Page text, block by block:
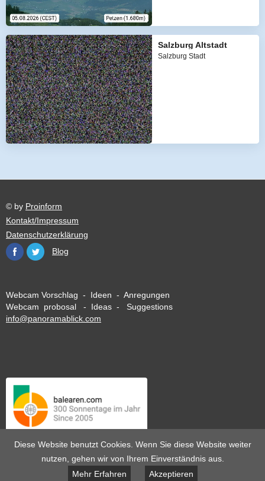
Salzburg Altstadt
Salzburg Stadt
© by Proinform
Kontakt/Impressum
Datenschutzerklärung
Blog
Webcam Vorschlag - Ideen - Anregungen
Webcam probosal - Ideas - Suggestions
info@panoramablick.com
Diese Website benutzt Cookies. Wenn Sie diese Website weiter
nutzen, gehen wir von Ihrem Einverständnis aus.
Mehr Erfahren
Akzeptieren